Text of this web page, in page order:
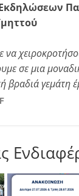
να
σε μια
βραδιά γεμάτη